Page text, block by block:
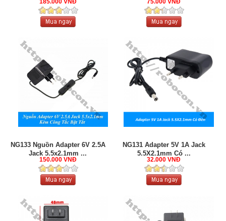
NG133 Nguồn Adapter 6V 2.5A
Jack 5.5x2.1mm ...
150.000 VNĐ
NG131 Adapter 5V 1A Jack
5.5X2.1mm Có ...
32.000 VNĐ